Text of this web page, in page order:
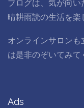
ブログは、気が向い
晴耕雨読の生活を楽
オンラインサロン
は是非のぞいてみて
Ads